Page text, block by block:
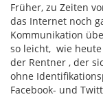
Früher, zu Zeiten
das Internet noch
Kommunikation
so leicht, wie
der Rentner , der
ohne
Facebook- und